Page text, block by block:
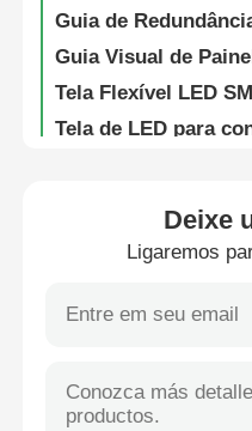
Visita à Fábrica
Contacte-nos
Casos
Deixe
Ligaremos